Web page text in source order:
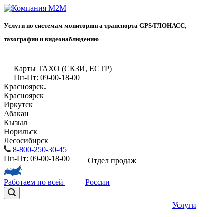
Услуги по системам мониторинга транспорта GPS/ГЛОНАСС,
тахографии и видеонаблюдению
Карты ТАХО (СКЗИ, ЕСТР)
Пн-Пт: 09-00-18-00
Красноярск
Красноярск
Иркутск
Абакан
Кызыл
Норильск
Лесосибирск
8-800-250-30-45
Пн-Пт: 09-00-18-00
Отдел продаж
Работаем по всей России
Услуги